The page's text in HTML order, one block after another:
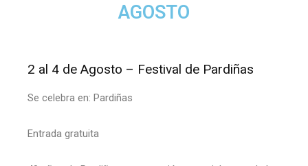
AGOSTO
2 al 4 de Agosto – Festival de Pardiñas
Se celebra en: Pardiñas
Entrada gratuita